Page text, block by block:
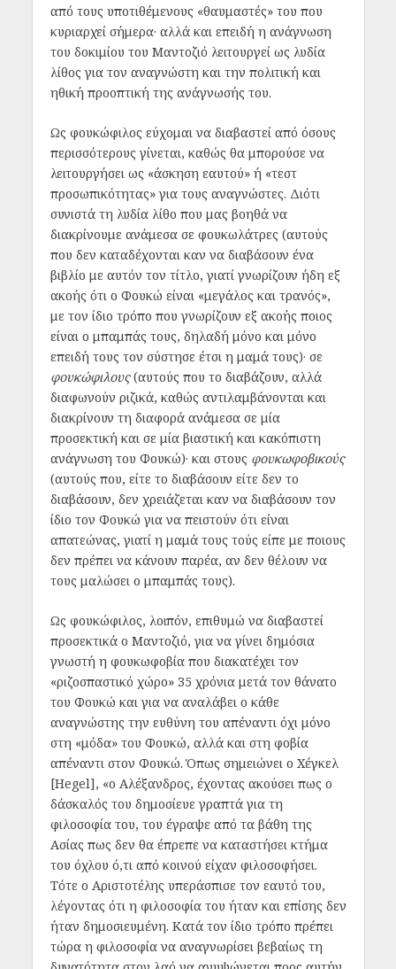
από τους υποτιθέμενους «θαυμαστές» του που
κυριαρχεί σήμερα· αλλά και επειδή η ανάγνωση
του δοκιμίου του Μαντοζιό λειτουργεί ως λυδία
λίθος για τον αναγνώστη και την πολιτική και
ηθική προοπτική της ανάγνωσής του.
Ως φουκώφιλος εύχομαι να διαβαστεί από όσους
περισσότερους γίνεται, καθώς θα μπορούσε να
λειτουργήσει ως «άσκηση εαυτού» ή «τεστ
προσωπικότητας» για τους αναγνώστες. Διότι
συνιστά τη λυδία λίθο που μας βοηθά να
διακρίνουμε ανάμεσα σε φουκωλάτρες (αυτούς
που δεν καταδέχονται καν να διαβάσουν ένα
βιβλίο με αυτόν τον τίτλο, γιατί γνωρίζουν ήδη εξ
ακοής ότι ο Φουκώ είναι «μεγάλος και τρανός»,
με τον ίδιο τρόπο που γνωρίζουν εξ ακοής ποιος
είναι ο μπαμπάς τους, δηλαδή μόνο και μόνο
επειδή τους τον σύστησε έτσι η μαμά τους)· σε
φουκώφιλους(αυτούς που το διαβάζουν, αλλά
διαφωνούν ριζικά, καθώς αντιλαμβάνονται και
διακρίνουν τη διαφορά ανάμεσα σε μία
προσεκτική και σε μία βιαστική και κακόπιστη
ανάγνωση του Φουκώ)· και στους φουκωφοβικούς
(αυτούς που, είτε το διαβάσουν είτε δεν το
διαβάσουν, δεν χρειάζεται καν να διαβάσουν τον
ίδιο τον Φουκώ για να πειστούν ότι είναι
απατεώνας, γιατί η μαμά τους τούς είπε με ποιους
δεν πρέπει να κάνουν παρέα, αν δεν θέλουν να
τους μαλώσει ο μπαμπάς τους).
Ως φουκώφιλος, λοιπόν, επιθυμώ να διαβαστεί
προσεκτικά ο Μαντοζιό, για να γίνει δημόσια
γνωστή η φουκωφοβία που διακατέχει τον
«ριζοσπαστικό χώρο» 35 χρόνια μετά τον θάνατο
του Φουκώ και για να αναλάβει ο κάθε
αναγνώστης την ευθύνη του απέναντι όχι μόνο
στη «μόδα» του Φουκώ, αλλά και στη φοβία
απέναντι στον Φουκώ. Όπως σημειώνει ο Χέγκελ
[Hegel], «o Αλέξανδρος, έχοντας ακούσει πως ο
δάσκαλός του δημοσίευε γραπτά για τη
φιλοσοφία του, του έγραψε από τα βάθη της
Ασίας πως δεν θα έπρεπε να καταστήσει κτήμα
του όχλου ό,τι από κοινού είχαν φιλοσοφήσει.
Τότε ο Αριστοτέλης υπεράσπισε τον εαυτό του,
λέγοντας ότι η φιλοσοφία του ήταν και επίσης δεν
ήταν δημοσιευμένη. Κατά τον ίδιο τρόπο πρέπει
τώρα η φιλοσοφία να αναγνωρίσει βεβαίως τη